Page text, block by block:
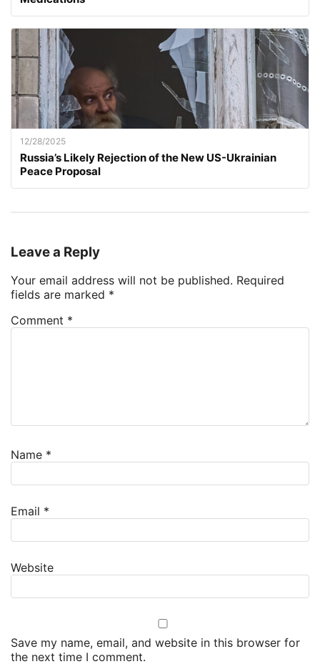
12/28/2025
Russia’s Likely Rejection of the New US-Ukrainian
Peace Proposal
Leave a Reply
Your email address will not be published. Required
fields are marked *
Comment *
Name *
Email *
Website
Save my name, email, and website in this browser for
the next time I comment.